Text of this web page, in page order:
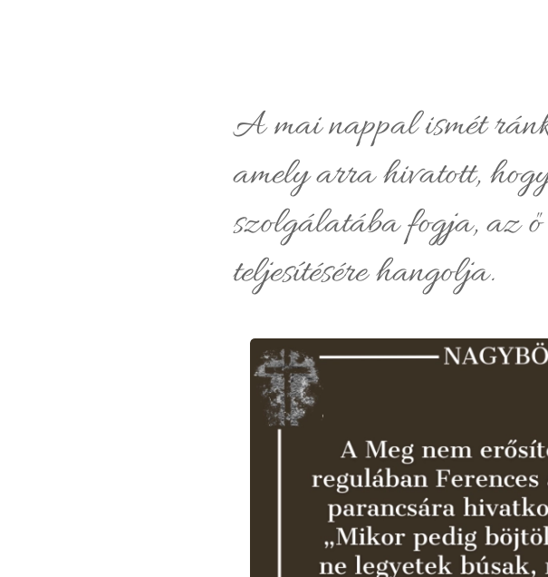
A mai nappal ismét
amely arra hivatott,
szolgálatába fogja, az ő
teljesítésére hangolja.